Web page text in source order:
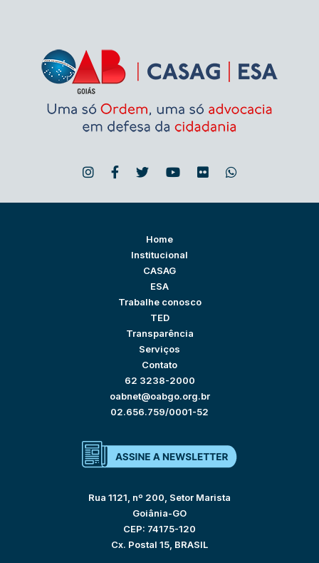
Home
Institucional
CASAG
ESA
Trabalhe conosco
TED
Transparência
Serviços
Contato
62 3238-2000
oabnet@oabgo.org.br
02.656.759/0001-52
Rua 1121, nº 200, Setor Marista
Goiânia-GO
CEP: 74175-120
Cx. Postal 15, BRASIL